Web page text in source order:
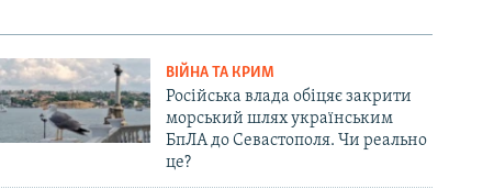
ВІЙНА ТА КРИМ
Російська влада обіцяє закрити
морський шлях українським
БпЛА до Севастополя. Чи реально
це?